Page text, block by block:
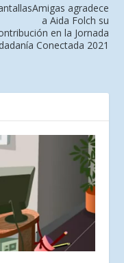
agradece
a Aida Folch su
en la Jornada
Conectada 2021